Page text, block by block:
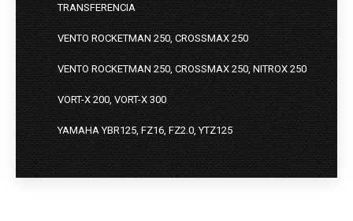
TRANSFERENCIA
VENTO ROCKETMAN 250, CROSSMAX 250
VENTO ROCKETMAN 250, CROSSMAX 250, NITROX 250
VORT-X 200, VORT-X 300
YAMAHA YBR125, FZ16, FZ2.0, YTZ125